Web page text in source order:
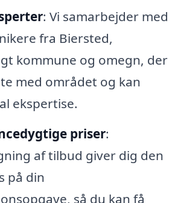
: Vi samarbejder med
fra Biersted,
kommune og omegn, der
med området og kan
ekspertise.
priser:
af tilbud giver dig den
på din
så du kan få